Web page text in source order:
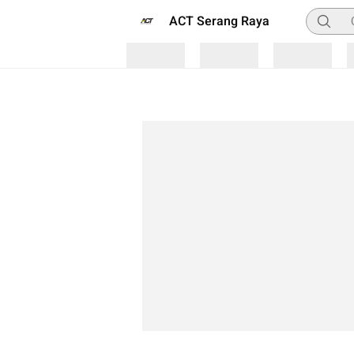
ACT Serang Raya